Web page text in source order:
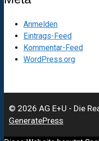
Anmelden
Eintrags-Feed
Kommentar-Feed
WordPress.org
© 2026 AG E+U - Die
GeneratePress